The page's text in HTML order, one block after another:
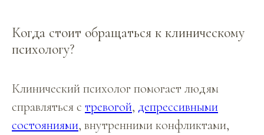
Когда стоит обращаться к клиническому
психологу?
Клинический психолог помогает людям
справляться с тревогой, депрессивными
состояниями, внутренними конфликтами,